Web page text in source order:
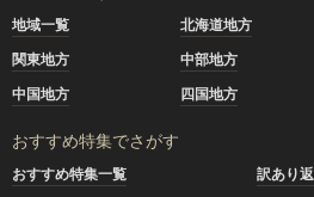
地域一覧 北海道地方
関東地方
中部地方
中国地方
四国地方
おすすめ特集でさがす
おすすめ特集一覧
訳あり